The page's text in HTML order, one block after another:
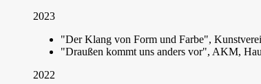
2023
"Der Klang von Form und Farbe",
"Draußen kommt uns anders vor", AKM,
2022